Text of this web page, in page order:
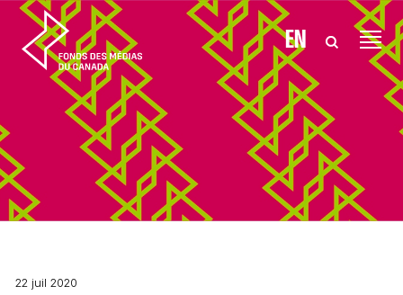
Aller au contenu EN
22 juil 2020